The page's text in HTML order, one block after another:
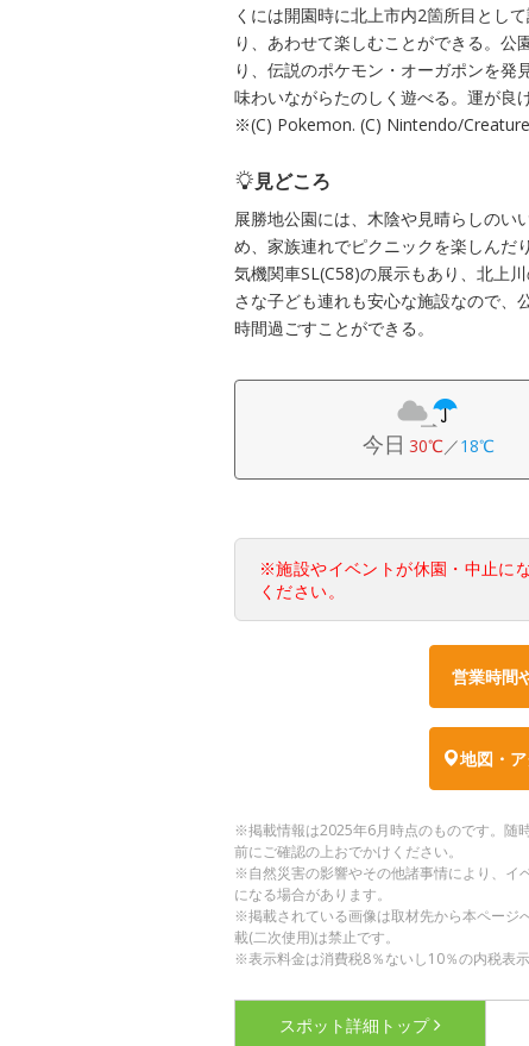
くには開園時に北上市内2箇所目とし
り、あわせて楽しむことができる。公
り、伝説のポケモン・オーガポンを
味わいながらたのしく遊べる。運が良
※(C) Pokemon. (C) Nintendo/
見どころ
展勝地公園には、木陰や見晴らしのい
め、家族連れでピクニックを楽しんだ
気機関車SL(C58)の展示もあり、北上
さな子ども連れも安心な施設なので、
時間過ごすことができる。
今日 30℃／18℃
※施設やイベントが休園・中止に
ください。
営業時間
地図・
※掲載情報は2025年6月時点のものです。随
前にご確認の上おでかけください。
※自然災害の影響やその他諸事情により、イ
になる場合があります。
※掲載されている画像は取材先から本ページ
載(二次使用)は禁止です。
※表示料金は消費税8％ないし10％の内税表示
スポット詳細 トップ